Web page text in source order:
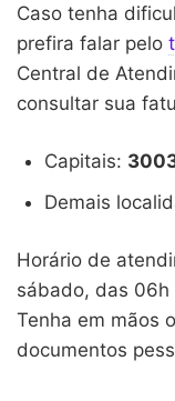
Caso tenha
prefira falar pelo
Central de
consultar sua
Capitais:
Demais
Horário de
sábado, das 06h
Tenha em mãos
documentos